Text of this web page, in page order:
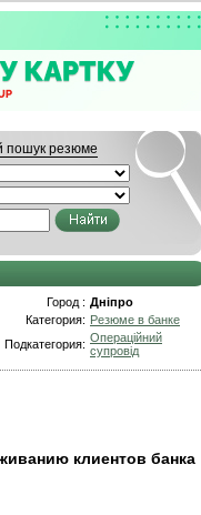
пошук резюме
Город : Дніпро
Категория: Резюме в банке
Подкатегория: Операційний
супровід
клиентов банка